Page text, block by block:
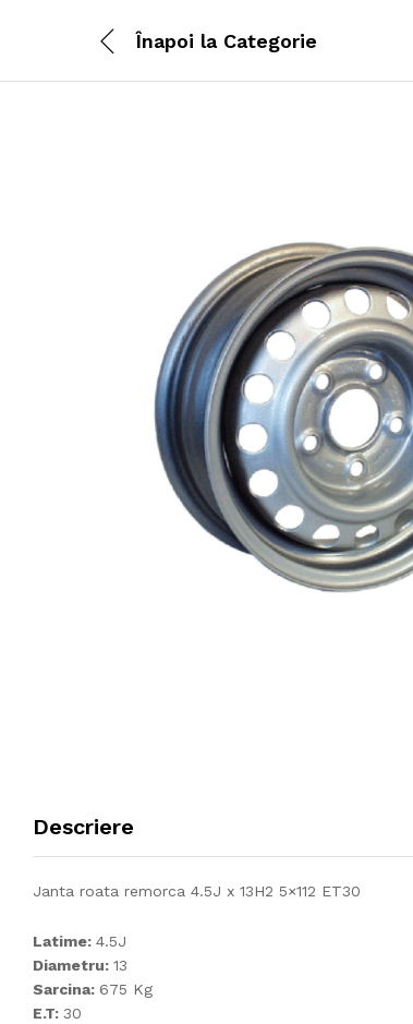
Înapoi laCategorie
Descriere
Janta roata remorca 4.5J x 13H2 5×112 ET30
Latime: 4.5J
Diametru: 13
Sarcina: 675 Kg
E.T: 30